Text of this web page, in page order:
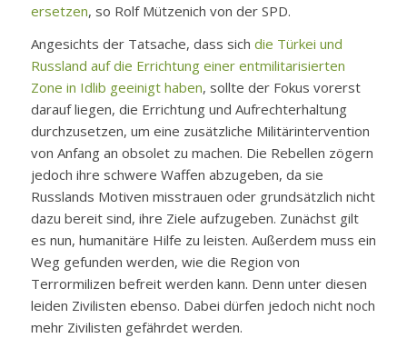
ersetzen, so Rolf Mützenich von der SPD.
Angesichts der Tatsache, dass sich die Türkei und
Russland auf die Errichtung einer entmilitarisierten
Zone in Idlib geeinigt haben, sollte der Fokus vorerst
darauf liegen, die Errichtung und Aufrechterhaltung
durchzusetzen, um eine zusätzliche Militärintervention
von Anfang an obsolet zu machen. Die Rebellen zögern
jedoch ihre schwere Waffen abzugeben, da sie
Russlands Motiven misstrauen oder grundsätzlich nicht
dazu bereit sind, ihre Ziele aufzugeben. Zunächst gilt
es nun, humanitäre Hilfe zu leisten. Außerdem muss ein
Weg gefunden werden, wie die Region von
Terrormilizen befreit werden kann. Denn unter diesen
leiden Zivilisten ebenso. Dabei dürfen jedoch nicht noch
mehr Zivilisten gefährdet werden.